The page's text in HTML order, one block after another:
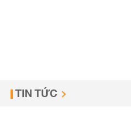
TIN TỨC